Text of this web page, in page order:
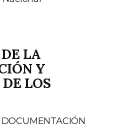
LA
Y
LOS